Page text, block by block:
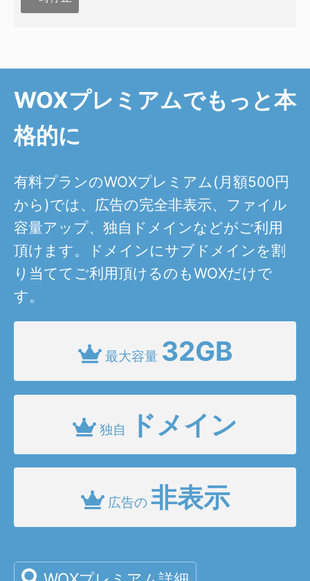
WOXプレミアムでもっと本
格的に
有料プランのWOXプレミアム(月額500円
から)では、広告の完全非表示、ファイル
容量アップ、独自ドメインなどがご利用
頂けます。ドメインにサブドメインを割
り当ててご利用頂けるのもWOXだけで
す。
最大容量 32GB
独自 ドメイン
広告の 非表示